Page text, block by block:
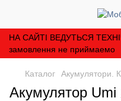
НА САЙТІ ВЕДУТЬСЯ
замовлення не приймаемо
Каталог Акумулятори.
Акумулятор Umi